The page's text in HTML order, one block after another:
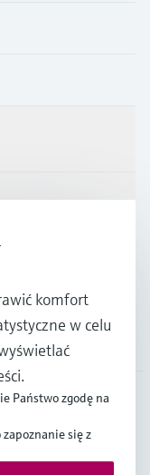
komfort
w celu
Państwo zgodę na
się z